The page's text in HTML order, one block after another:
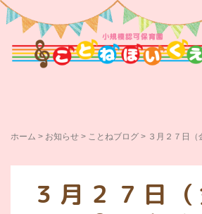
ホーム > お知らせ > ことねブログ > ３月２７日（
３月２７日